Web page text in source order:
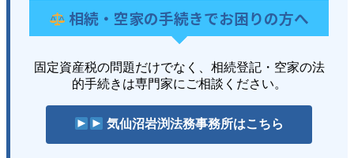
相続・空家の手続きでお困りの方へ
固定資産税の問題だけでなく、相続登記・空家の法
的手続きは専門家にご相談ください。
気仙沼岩渕法務事務所はこちら